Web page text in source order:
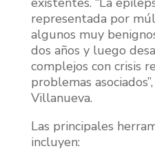
representada por
algunos muy
dos años y luego
complejos con crisis
problemas
Villanueva.
Las principales
incluyen: